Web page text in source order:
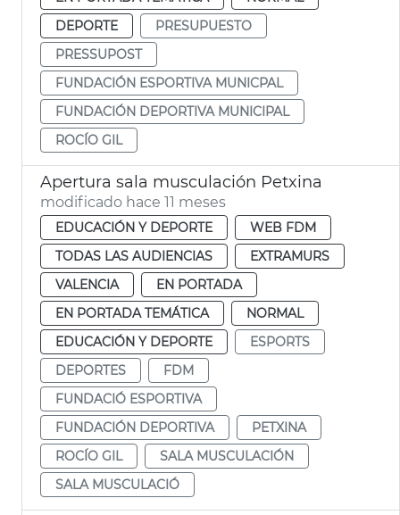
DEPORTE
PRESUPUESTO
PRESSUPOST
FUNDACIÓN ESPORTIVA MUNICPAL
FUNDACIÓN DEPORTIVA MUNICIPAL
ROCÍO GIL
Apertura sala musculación Petxina
modificado hace 11 meses
EDUCACIÓN Y DEPORTE
WEB FDM
TODAS LAS AUDIENCIAS
EXTRAMURS
VALENCIA
EN PORTADA
EN PORTADA TEMÁTICA
NORMAL
EDUCACIÓN Y DEPORTE
ESPORTS
DEPORTES
FDM
FUNDACIÓ ESPORTIVA
FUNDACIÓN DEPORTIVA
PETXINA
ROCÍO GIL
SALA MUSCULACIÓN
SALA MUSCULACIÓ